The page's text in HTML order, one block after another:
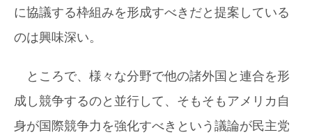
に協議する枠組みを形成すべきだと提案している
のは興味深い。
ところで、様々な分野で他の諸外国と連合を形
成し競争するのと並行して、そもそもアメリカ自
身が国際競争力を強化すべきという議論が民主党